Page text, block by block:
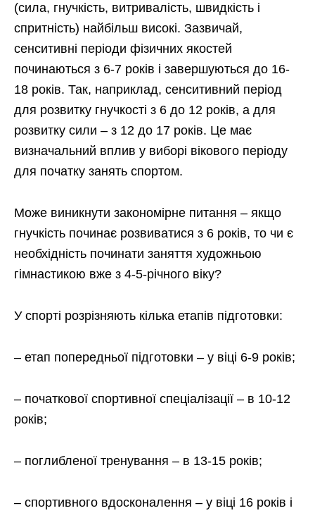
(сила, гнучкість, витривалість, швидкість і
спритність) найбільш високі. Зазвичай,
сенситивні періоди фізичних якостей
починаються з 6-7 років і завершуються до 16-
18 років. Так, наприклад, сенситивний період
для розвитку гнучкості з 6 до 12 років, а для
розвитку сили – з 12 до 17 років. Це має
визначальний вплив у виборі вікового періоду
для початку занять спортом.
Може виникнути закономірне питання – якщо
гнучкість починає розвиватися з 6 років, то чи є
необхідність починати заняття художньою
гімнастикою вже з 4-5-річного віку?
У спорті розрізняють кілька етапів підготовки:
– етап попередньої підготовки – у віці 6-9 років;
– початкової спортивної спеціалізації – в 10-12
років;
– поглибленої тренування – в 13-15 років;
– спортивного вдосконалення – у віці 16 років і